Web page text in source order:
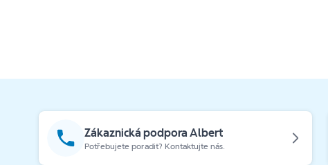
Zákaznická podpora Albert
Potřebujete poradit? Kontaktujte nás.